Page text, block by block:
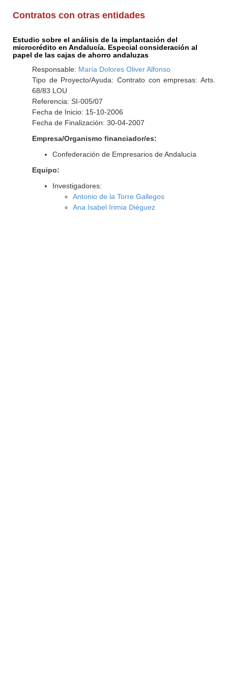
Contratos con otras entidades
Estudio sobre el análisis de la implantación del
microcrédito en Andalucía. Especial consideración al
papel de las cajas de ahorro andaluzas
Responsable: María Dolores Oliver Alfonso
Tipo de Proyecto/Ayuda: Contrato con empresas: Arts.
68/83 LOU
Referencia: SI-005/07
Fecha de Inicio: 15-10-2006
Fecha de Finalización: 30-04-2007
Empresa/Organismo financiador/es:
Confederación de Empresarios de Andalucía
Equipo:
Investigadores:
Antonio de la Torre Gallegos
Ana Isabel Irimia Diéguez